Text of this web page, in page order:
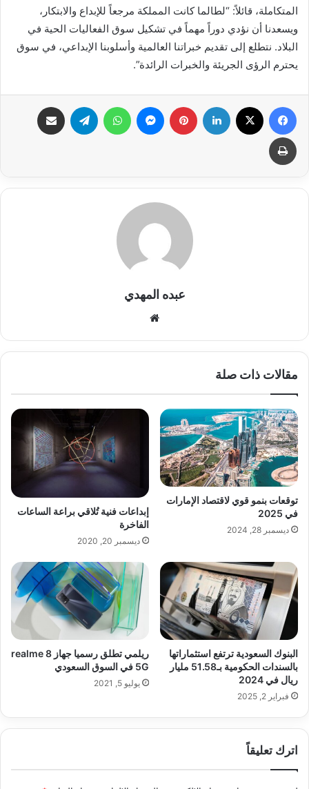
المتكاملة، قائلاً: “لطالما كانت المملكة مرجعاً للإبداع والابتكار،
ويسعدنا أن نؤدي دوراً مهماً في تشكيل سوق الفعاليات الحية في
البلاد. نتطلع إلى تقديم خبراتنا العالمية وأسلوبنا الإبداعي، في سوق
يحترم الرؤى الجريئة والخبرات الرائدة”.
عبده المهدي
الوي
مقالات ذات صلة
توقعات بنمو قوي لاقتصاد الإمارات
في 2025
ديسمبر 28, 2024
إبداعات فنية تُلاقي براعة الساعات
الفاخرة
ديسمبر 20, 2020
البنوك السعودية ترتفع استثماراتها
بالسندات الحكومية بـ51.58 مليار
ريال في 2024
فبراير 2, 2025
ريلمي تطلق رسميا جهاز realme 8
5G في السوق السعودي
يوليو 5, 2021
اترك تعليقاً